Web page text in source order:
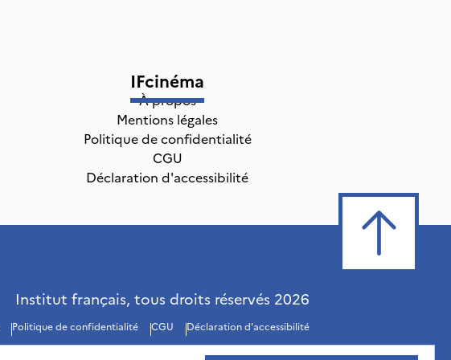
IFcinéma
À propos
Mentions légales
Politique de confidentialité
CGU
Déclaration d'accessibilité
Institut français, tous droits réservés 2026
Politique de confidentialité CGU Déclaration d'accessibilité